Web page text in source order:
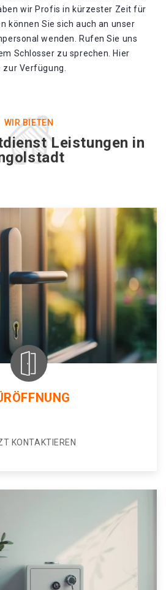
wir Profis in kürzester Zeit für
können Sie sich auch an unser
wenden. Rufen Sie uns
Schlosser zu sprechen. Hier
Verfügung.
WIR BIETEN
Leistungen in
KONTAKTIEREN